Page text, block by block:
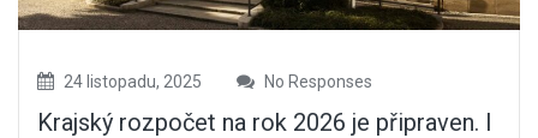
24 listopadu, 2025 No Responses
Krajský rozpočet na rok 2026 je připraven. I